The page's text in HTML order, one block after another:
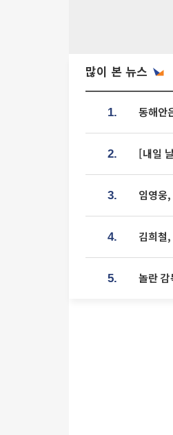
많이 본 뉴스
1. 동해안
2. [내일
3. 임영웅
4. 김희철
5. 놀란